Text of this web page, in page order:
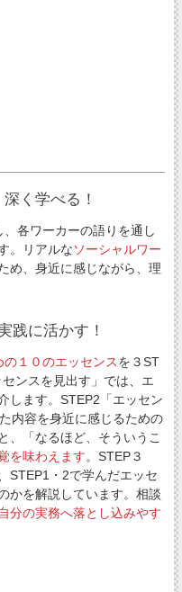
く学べる！
各ワーカーの語りを通し
。リアルなソーシャルワー
め、身近に感じながら、理
践に活かす！
１０のエッセンスを３ST
ンスを見出す」では、エ
します。STEP2「エッセン
内容を身近に感じるための
、「なるほど、そういうこ
を味わえます。STEP３
STEP1・2で学んだエッセ
かを解説しています。相談
自分の実務へ落とし込みやす